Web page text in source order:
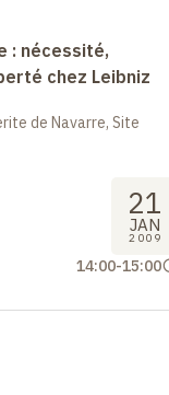
: nécessité,
chez Leibniz
de Navarre, Site
21
JAN
2009
14:00-15:00